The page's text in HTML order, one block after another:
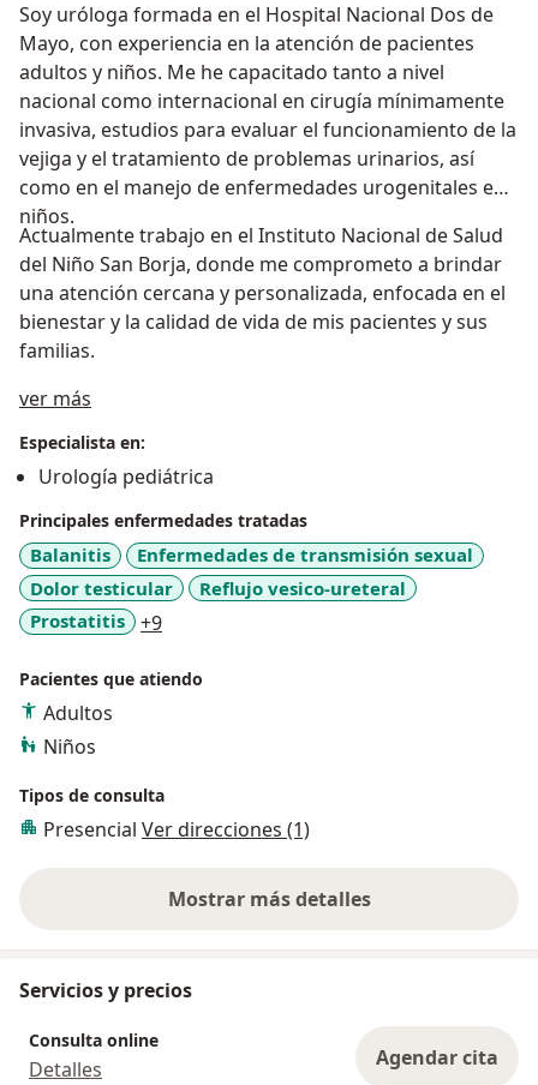
Soy uróloga formada en el Hospital Nacional Dos de
Mayo, con experiencia en la atención de pacientes
adultos y niños. Me he capacitado tanto a nivel
nacional como internacional en cirugía mínimamente
invasiva, estudios para evaluar el funcionamiento de la
vejiga y el tratamiento de problemas urinarios, así
como en el manejo de enfermedades urogenitales en
niños.
Actualmente trabajo en el Instituto Nacional de Salud
del Niño San Borja, donde me comprometo a brindar
una atención cercana y personalizada, enfocada en el
bienestar y la calidad de vida de mis pacientes y sus
familias.
ver más
Especialista en:
Urología pediátrica
Principales enfermedades tratadas
Balanitis
Enfermedades de transmisión sexual
Dolor testicular
Reflujo vesico-ureteral
Prostatitis
+9a11y_sr_more_diseases
Pacientes que atiendo
Adultos
Niños
Tipos de consulta
Presencial Ver direcciones (1)
Mostrar más detalles
sobre la experiencia
Servicios y precios
Consulta online
Detalles Agendar cita